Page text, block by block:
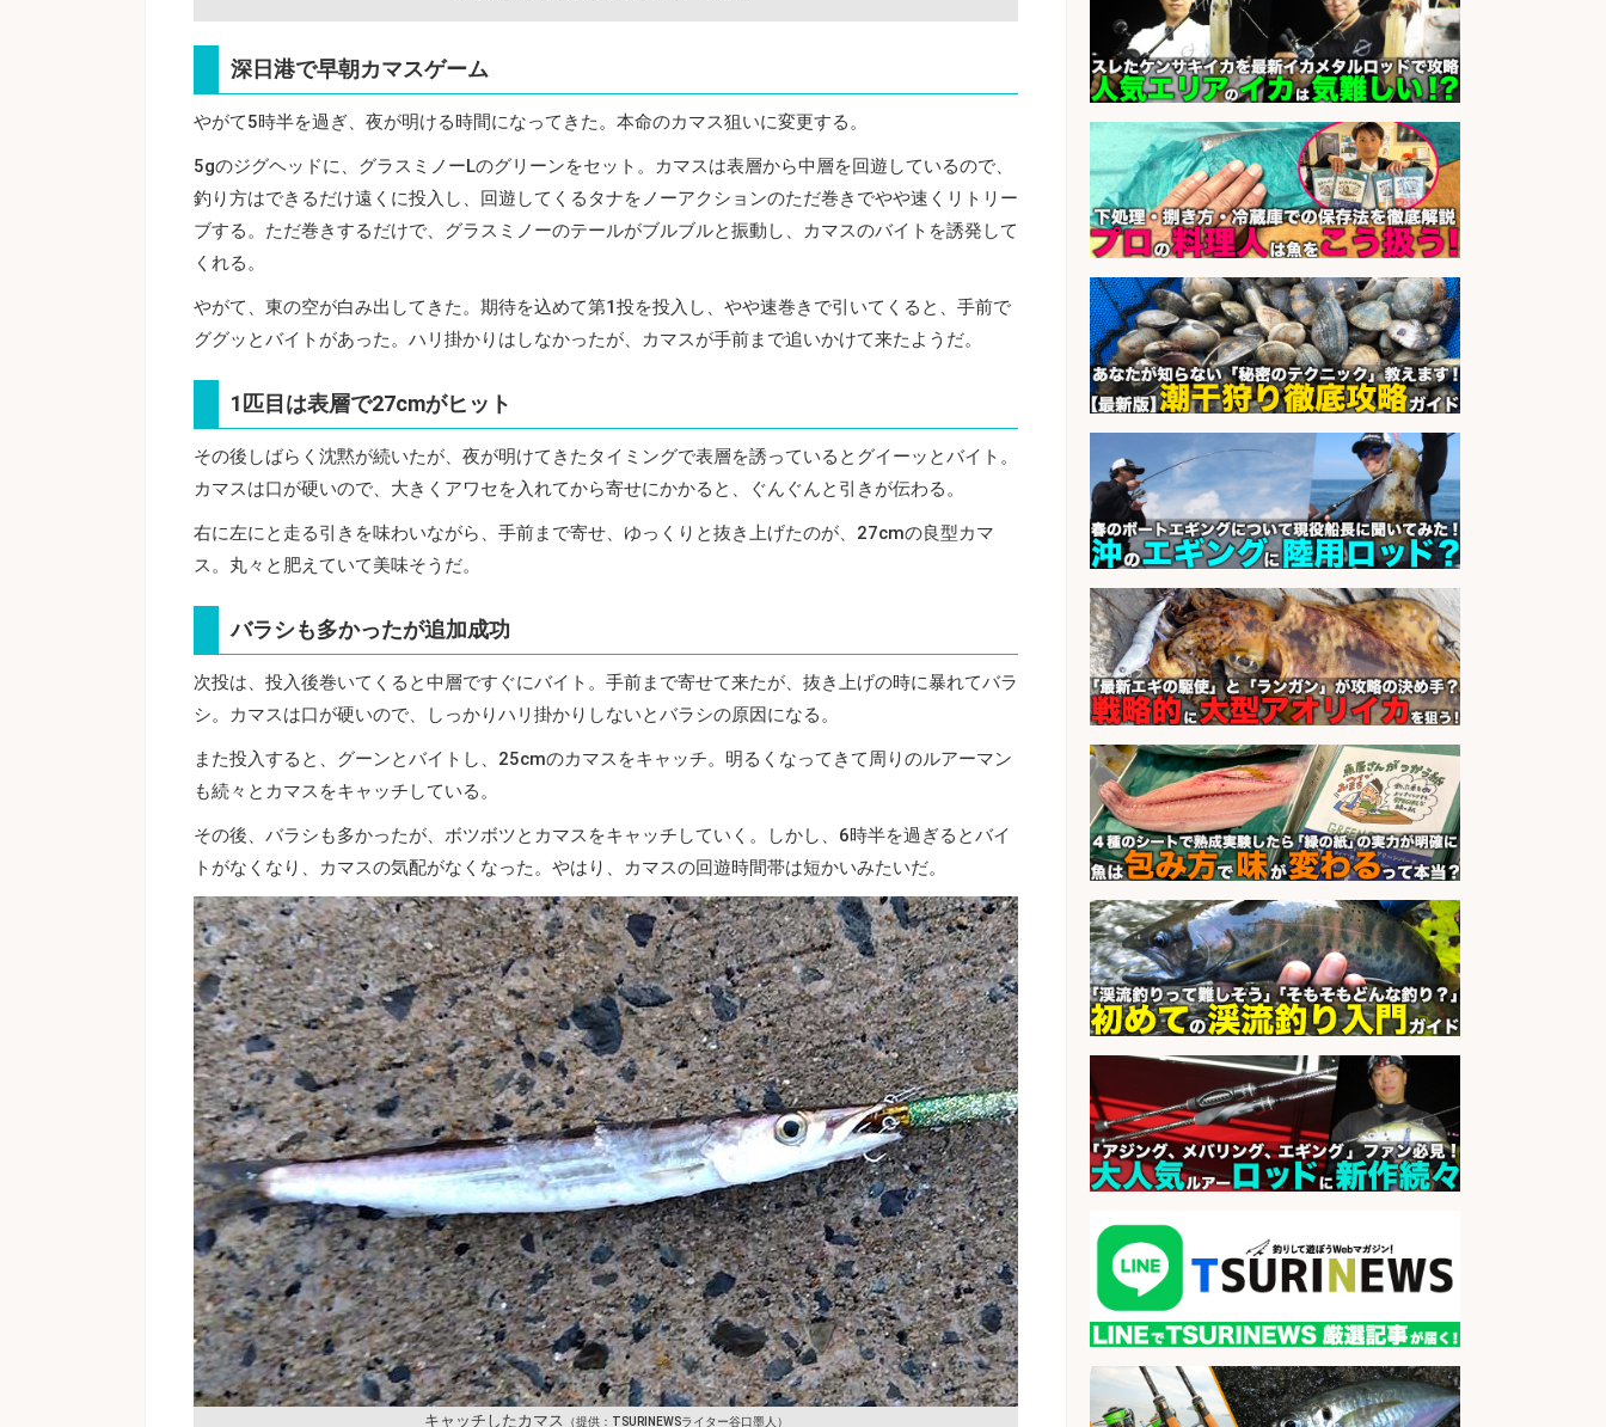
深日港で早朝カマスゲーム
やがて5時半を過ぎ、夜が明ける時間になってきた。本命のカマス狙いに変更する。
5gのジグヘッドに、グラスミノーLのグリーンをセット。カマスは表層から中層を回遊しているので、
釣り方はできるだけ遠くに投入し、回遊してくるタナをノーアクションのただ巻きでやや速くリトリー
ブする。ただ巻きするだけで、グラスミノーのテールがブルブルと振動し、カマスのバイトを誘発して
くれる。
やがて、東の空が白み出してきた。期待を込めて第1投を投入し、やや速巻きで引いてくると、手前で
ググッとバイトがあった。ハリ掛かりはしなかったが、カマスが手前まで追いかけて来たようだ。
1匹目は表層で27cmがヒット
その後しばらく沈黙が続いたが、夜が明けてきたタイミングで表層を誘っているとグイーッとバイト。
カマスは口が硬いので、大きくアワセを入れてから寄せにかかると、ぐんぐんと引きが伝わる。
右に左にと走る引きを味わいながら、手前まで寄せ、ゆっくりと抜き上げたのが、27cmの良型カマ
ス。丸々と肥えていて美味そうだ。
バラシも多かったが追加成功
次投は、投入後巻いてくると中層ですぐにバイト。手前まで寄せて来たが、抜き上げの時に暴れてバラ
シ。カマスは口が硬いので、しっかりハリ掛かりしないとバラシの原因になる。
また投入すると、グーンとバイトし、25cmのカマスをキャッチ。明るくなってきて周りのルアーマン
も続々とカマスをキャッチしている。
その後、バラシも多かったが、ボツボツとカマスをキャッチしていく。しかし、6時半を過ぎるとバイ
トがなくなり、カマスの気配がなくなった。やはり、カマスの回遊時間帯は短かいみたいだ。
キャッチしたカマス （提供：TSURINEWSライター谷口墨人）
日払いOK・未経験歓迎/大阪府
会社名
パーソルファクトリーパートナ
ーズ株式会社
和食, 日本料理・懐石料理/店長・店
長候補/ライブ感が満載!魚の価値を
上げ、食とエンタメで地域を元気に!
店長候補募集
会社名
魚と肴 いとおかし 魚と肴 いとお
かし
sponsored by 求人ボックス
さらに求人情報を見る